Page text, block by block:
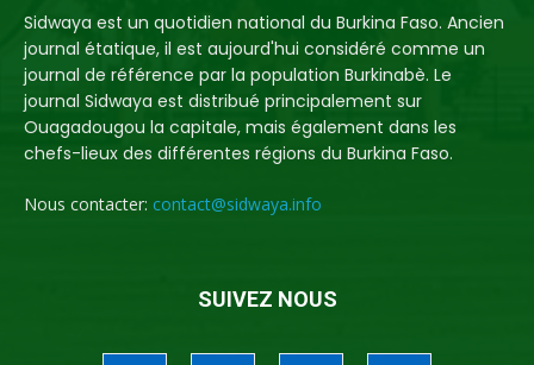
Sidwaya est un quotidien national du Burkina Faso. Ancien
journal étatique, il est aujourd'hui considéré comme un
journal de référence par la population Burkinabè. Le
journal Sidwaya est distribué principalement sur
Ouagadougou la capitale, mais également dans les
chefs-lieux des différentes régions du Burkina Faso.
Nous contacter: contact@sidwaya.info
SUIVEZ NOUS